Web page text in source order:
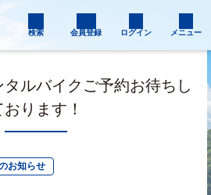
検索 会員登録 ログイン メニュー
タルバイクご予約お待ちし
おります！
お知らせ